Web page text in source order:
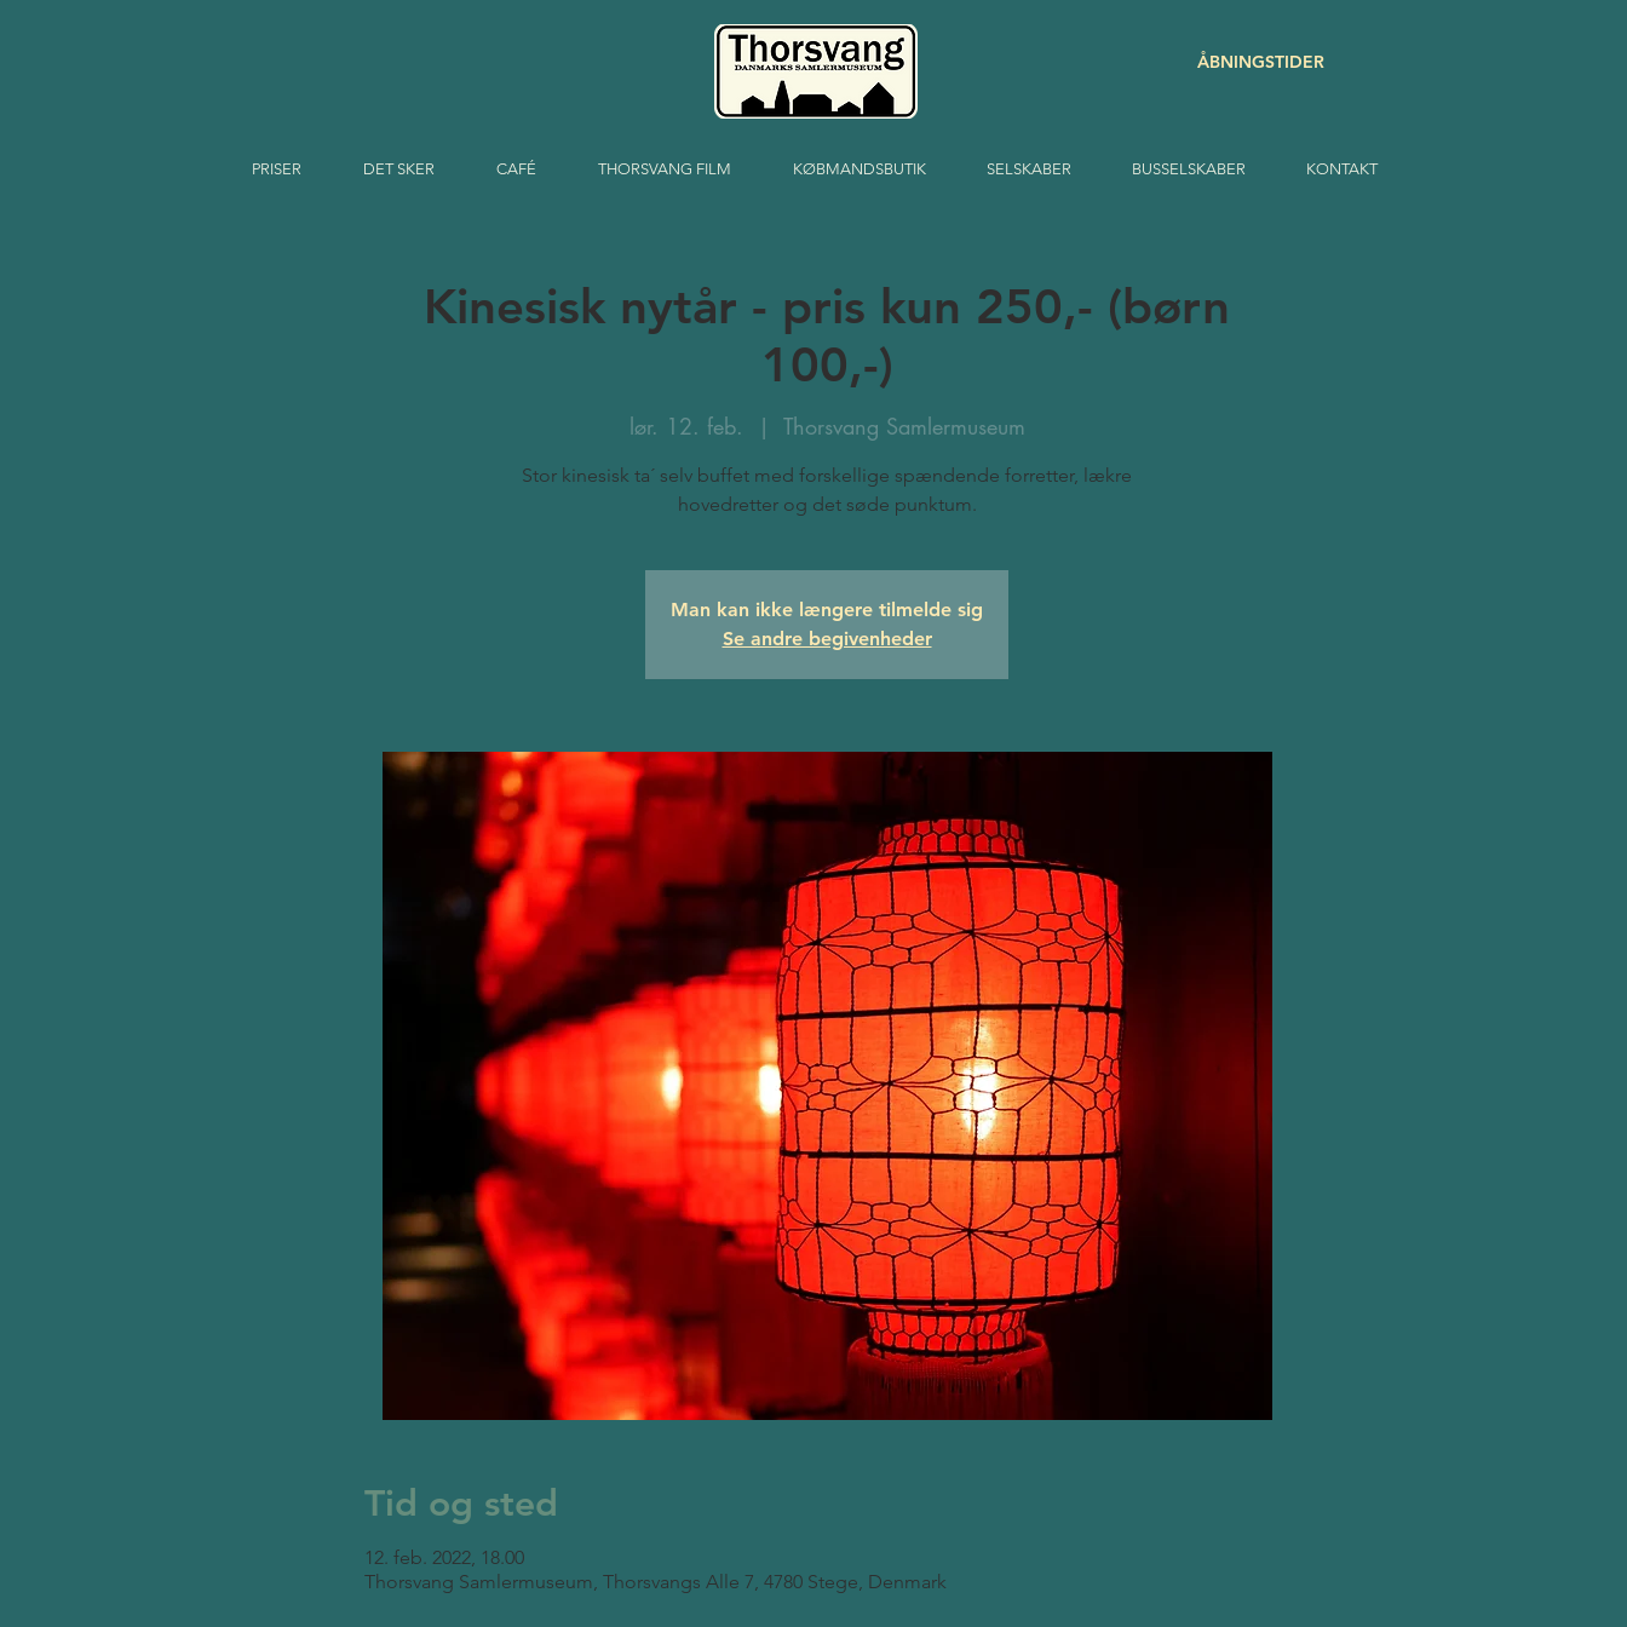
ÅBNINGSTIDER
PRISER DET SKER CAFÉ THORSVANG FILM KØBMANDSBUTIK SELSKABER BUSSELSKABER KONTAKT
Kinesisk nytår - pris kun 250,- (børn
100,-)
lør. 12. feb.
  |
Thorsvang Samlermuseum
Stor kinesisk ta´ selv buffet med forskellige spændende forretter, lækre
hovedretter og det søde punktum.
Man kan ikke længere tilmelde sig
Se andre begivenheder
Tid og sted
12. feb. 2022, 18.00
Thorsvang Samlermuseum, Thorsvangs Alle 7, 4780 Stege, Denmark